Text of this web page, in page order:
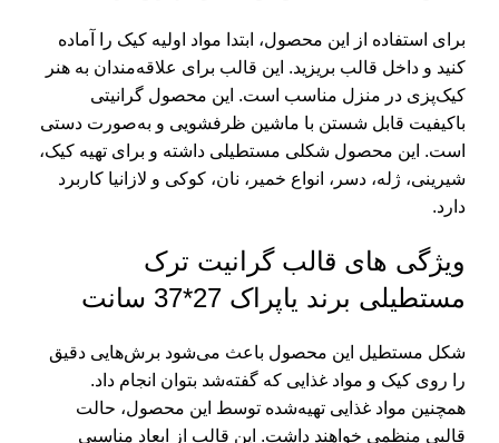
برای استفاده از این محصول، ابتدا مواد اولیه کیک را آماده
کنید و داخل قالب بریزید. این قالب برای علاقه‌مندان به هنر
کیک‌پزی در منزل مناسب است. این محصول گرانیتی
باکیفیت قابل شستن با ماشین ظرفشویی و به‌صورت دستی
است. این محصول شکلی مستطیلی داشته و برای تهیه کیک،
شیرینی، ژله، دسر، انواع خمیر، نان، کوکی و لازانیا کاربرد
دارد.
ویژگی های قالب گرانیت ترک
مستطیلی برند یاپراک 27*37 سانت
شکل مستطیل این محصول باعث می‌شود برش‌هایی دقیق
را روی کیک و مواد غذایی که گفته‌شد بتوان انجام داد.
همچنین مواد غذایی تهیه‌شده توسط این محصول، حالت
قالبی منظمی خواهند داشت. این قالب از ابعاد مناسبی